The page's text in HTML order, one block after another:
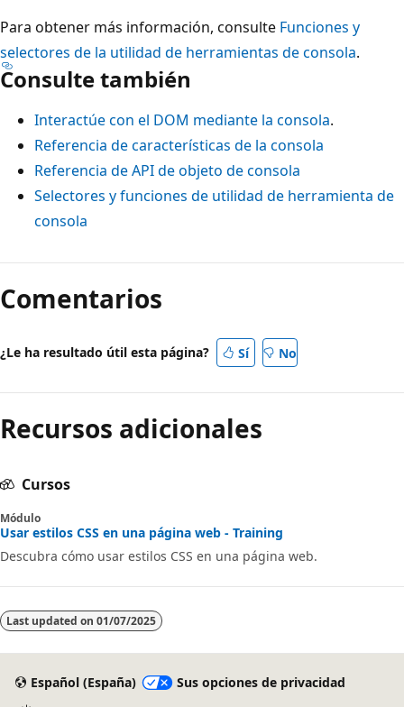
Para obtener más información, consulte Funciones y
selectores de la utilidad de herramientas de consola.
Consulte también
Interactúe con el DOM mediante la consola.
Referencia de características de la consola
Referencia de API de objeto de consola
Selectores y funciones de utilidad de herramienta de
consola
Comentarios
¿Le ha resultado útil esta página? Sí No
Recursos adicionales
Cursos
Módulo
Usar estilos CSS en una página web - Training
Descubra cómo usar estilos CSS en una página web.
Last updated on 01/07/2025
Español (España)
Sus opciones de privacidad